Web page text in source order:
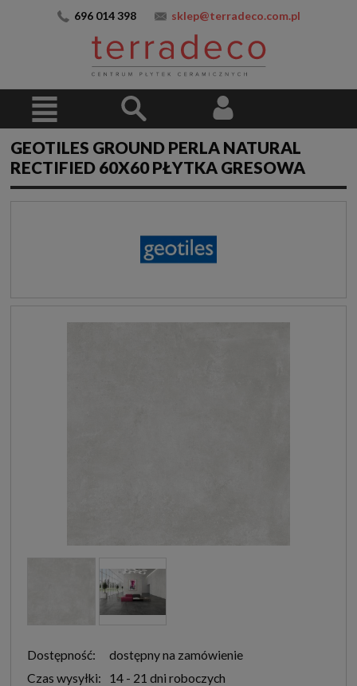
696 014 398 sklep@terradeco.com.pl
GEOTILES GROUND PERLA NATURAL
RECTIFIED 60X60 PŁYTKA GRESOWA
Dostępność:
dostępny na zamówienie
Czas wysyłki:
14 - 21 dni roboczych